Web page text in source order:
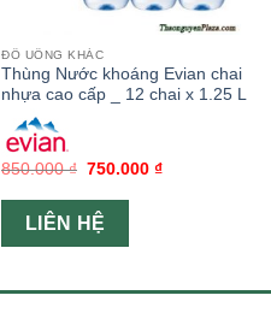
ĐỒ UỐNG KHÁC
Thùng Nước khoáng Evian chai
nhựa cao cấp _ 12 chai x 1.25 L
850.000₫ 750.000₫
LIÊN HỆ